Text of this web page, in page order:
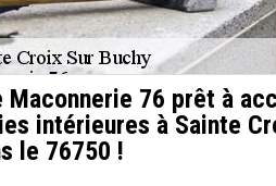
Maconnerie 76 prêt à
intérieures à Sainte
le 76750 !